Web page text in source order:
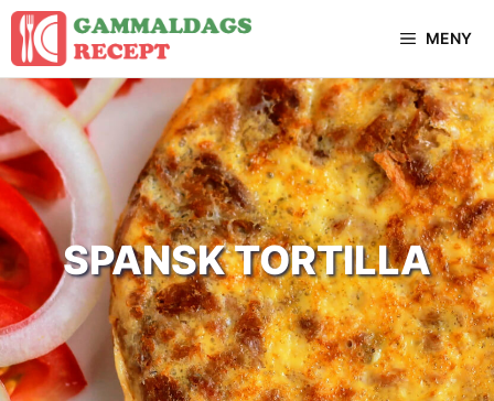
Hoppa
innehåll
MENY
SPANSK TORTILLA